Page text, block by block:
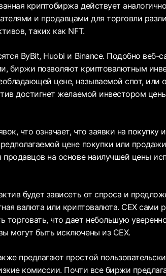
криптобиржа действует
и продавцами для торговли
таких как NFT.
ByBit, Huobi и Binance. Подобно веб-
биржи позволяют криптовалютным
цене, называемой спот, или
достигнет желаемой инвестором
что означает, что заявки на покупку
цене покупки или
на основе наилучшей цены
будет зависеть от спроса и
валюта или криптовалюта. CEX сами
что дает небольшую
могут быть исключены из CEX.
предлагают простой
комиссии. Почти все биржи